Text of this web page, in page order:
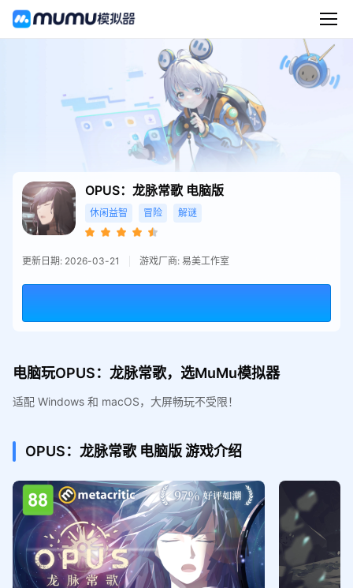
OPUS：龙脉常歌 电脑版
休闲益智 冒险 解谜
更新日期: 2026-03-21 游戏厂商: 易美工作室
电脑玩OPUS：龙脉常歌，选MuMu模拟器
适配 Windows 和 macOS，大屏畅玩不受限！
OPUS：龙脉常歌 电脑版游戏介绍